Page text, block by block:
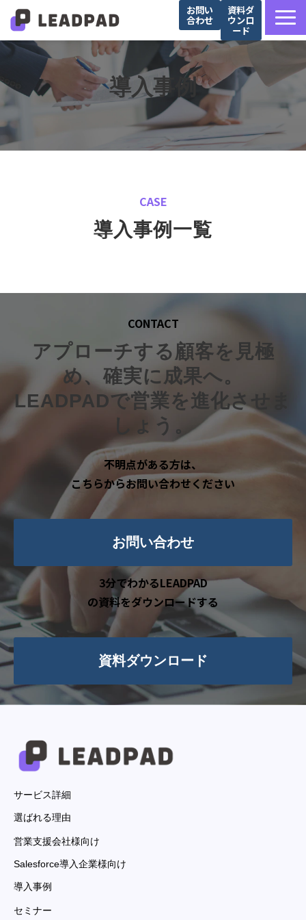
お問い
合わせ
資料ダ
ウンロ
ード
サービス詳細
選ばれる理由
営業支援会社様向け
Salesforce導入企業様向け
導入事例
セミナー
導入事例
CASE
導入事例一覧
CONTACT
アプローチする顧客を見極
め、確実に成果へ。
LEADPADで営業を進化させま
しょう。
不明点がある方は、
こちらからお問い合わせください
お問い合わせ
3分でわかるLEADPAD
の資料をダウンロードする
資料ダウンロード
サービス詳細
選ばれる理由
営業支援会社様向け
Salesforce導入企業様向け
導入事例
セミナー